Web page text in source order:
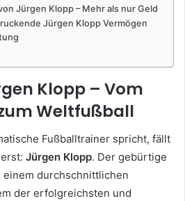
Jürgen Klopp – Mehr als nur Geld
Jürgen Klopp Vermögen
Klopp – Vom
Weltfußball
Fußballtrainer spricht, fällt
Jürgen Klopp. Der gebürtige
durchschnittlichen
der erfolgreichsten und